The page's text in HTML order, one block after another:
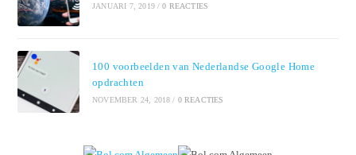
JANUARI 7, 2019 / 0 REACTIES
100 voorbeelden van Nederlandse Google Home
opdrachten
NOVEMBER 24, 2018 / 0 REACTIES